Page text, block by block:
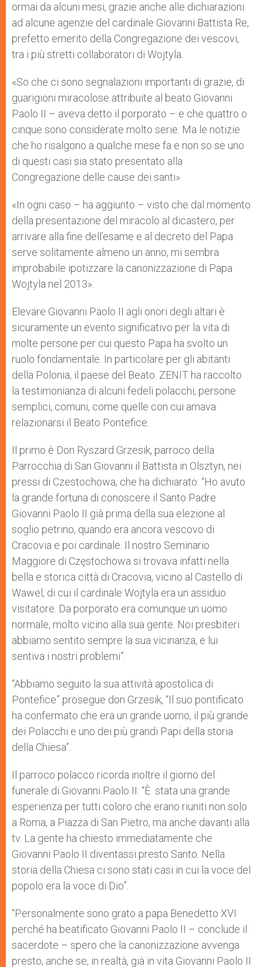
ormai da alcuni mesi, grazie anche alle dichiarazioni
ad alcune agenzie del cardinale Giovanni Battista Re,
prefetto emerito della Congregazione dei vescovi,
tra i più stretti collaboratori di Wojtyla.
«So che ci sono segnalazioni importanti di grazie, di
guarigioni miracolose attribuite al beato Giovanni
Paolo II – aveva detto il porporato – e che quattro o
cinque sono considerate molto serie. Ma le notizie
che ho risalgono a qualche mese fa e non so se uno
di questi casi sia stato presentato alla
Congregazione delle cause dei santi».
«In ogni caso – ha aggiunto – visto che dal momento
della presentazione del miracolo al dicastero, per
arrivare alla fine dell’esame e al decreto del Papa
serve solitamente almeno un anno, mi sembra
improbabile ipotizzare la canonizzazione di Papa
Wojtyla nel 2013».
Elevare Giovanni Paolo II agli onori degli altari è
sicuramente un evento significativo per la vita di
molte persone per cui questo Papa ha svolto un
ruolo fondamentale. In particolare per gli abitanti
della Polonia, il paese del Beato. ZENIT ha raccolto
la testimonianza di alcuni fedeli polacchi, persone
semplici, comuni, come quelle con cui amava
relazionarsi il Beato Pontefice.
Il primo è Don Ryszard Grzesik, parroco della
Parrocchia di San Giovanni il Battista in Olsztyn, nei
pressi di Czestochowa, che ha dichiarato: “Ho avuto
la grande fortuna di conoscere il Santo Padre
Giovanni Paolo II già prima della sua elezione al
soglio petrino, quando era ancora vescovo di
Cracovia e poi cardinale. Il nostro Seminario
Maggiore di Częstochowa si trovava infatti nella
bella e storica città di Cracovia, vicino al Castello di
Wawel, di cui il cardinale Wojtyla era un assiduo
visitatore. Da porporato era comunque un uomo
normale, molto vicino alla sua gente. Noi presbiteri
abbiamo sentito sempre la sua vicinanza, e lui
sentiva i nostri problemi”.
“Abbiamo seguito la sua attività apostolica di
Pontefice” prosegue don Grzesik, “Il suo pontificato
ha confermato che era un grande uomo, il più grande
dei Polacchi e uno dei più grandi Papi della storia
della Chiesa”.
Il parroco polacco ricorda inoltre il giorno del
funerale di Giovanni Paolo II: “È stata una grande
esperienza per tutti coloro che erano riuniti non solo
a Roma, a Piazza di San Pietro, ma anche davanti alla
tv. La gente ha chiesto immediatamente che
Giovanni Paolo II diventassi presto Santo. Nella
storia della Chiesa ci sono stati casi in cui la voce del
popolo era la voce di Dio”.
“Personalmente sono grato a papa Benedetto XVI
perché ha beatificato Giovanni Paolo II – conclude il
sacerdote – spero che la canonizzazione avvenga
presto, anche se, in realtà, già in vita Giovanni Paolo II